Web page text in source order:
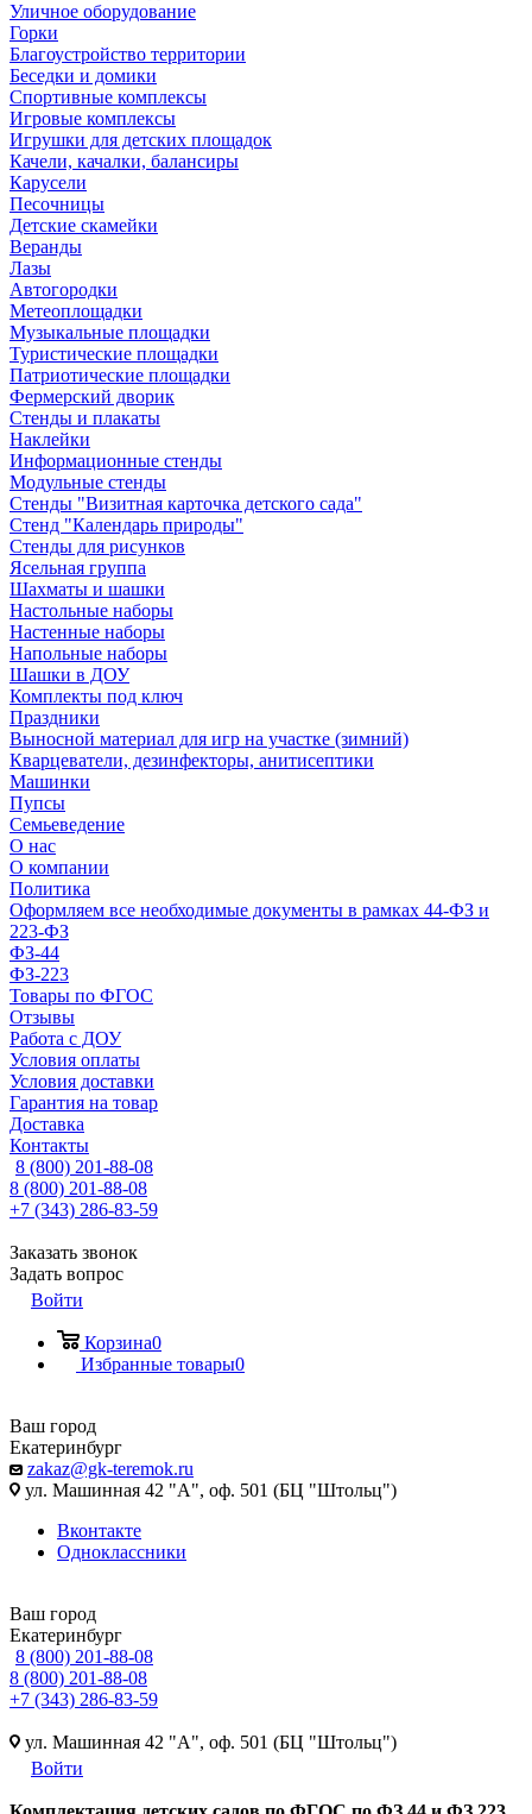
Уличное оборудование
Горки
Благоустройство территории
Беседки и домики
Спортивные комплексы
Игровые комплексы
Игрушки для детских площадок
Качели, качалки, балансиры
Карусели
Песочницы
Детские скамейки
Веранды
Лазы
Автогородки
Метеоплощадки
Музыкальные площадки
Туристические площадки
Патриотические площадки
Фермерский дворик
Стенды и плакаты
Наклейки
Информационные стенды
Модульные стенды
Стенды "Визитная карточка детского сада"
Стенд "Календарь природы"
Стенды для рисунков
Ясельная группа
Шахматы и шашки
Настольные наборы
Настенные наборы
Напольные наборы
Шашки в ДОУ
Комплекты под ключ
Праздники
Выносной материал для игр на участке (зимний)
Кварцеватели, дезинфекторы, анитисептики
Машинки
Пупсы
Семьеведение
О нас
О компании
Политика
Оформляем все необходимые документы в рамках 44-ФЗ и
223-ФЗ
ФЗ-44
ФЗ-223
Товары по ФГОС
Отзывы
Работа с ДОУ
Условия оплаты
Условия доставки
Гарантия на товар
Доставка
Контакты
8 (800) 201-88-08
8 (800) 201-88-08
+7 (343) 286-83-59
Заказать звонок
Задать вопрос
Войти
Корзина0
Избранные товары0
Ваш город
Екатеринбург
zakaz@gk-teremok.ru
ул. Машинная 42 "А", оф. 501 (БЦ "Штольц")
Вконтакте
Одноклассники
Ваш город
Екатеринбург
8 (800) 201-88-08
8 (800) 201-88-08
+7 (343) 286-83-59
ул. Машинная 42 "А", оф. 501 (БЦ "Штольц")
Войти